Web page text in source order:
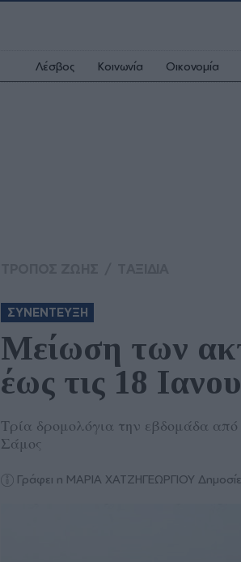
Λέσβος Κοινωνία Οικονομία
ΣΥΝΕΝΤΕΥΞΗ
Μείωση των
έως τις 18
Τρία δρομολόγια την εβδομάδα
Σάμος
Γράφει η ΜΑΡΙΑ ΧΑΤΖΗΓΕΩΡΓΙΟΥ